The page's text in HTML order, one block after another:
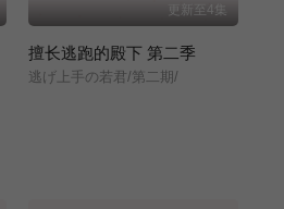
更新至4集
擅长逃跑的殿下 第二季
逃げ上手の若君/第二期/